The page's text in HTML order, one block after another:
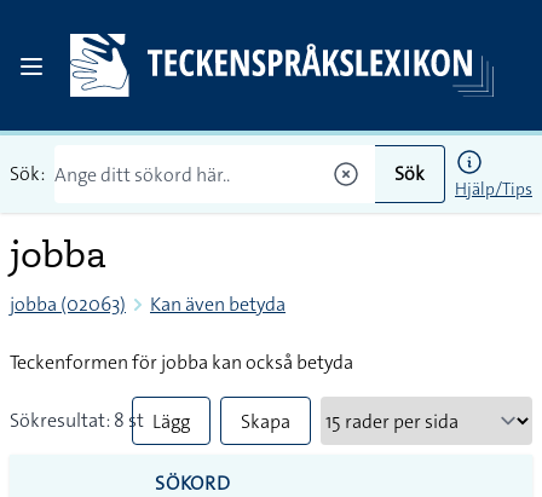
Sök: Sök
Hjälp/Tips
jobba
jobba (02063) Kan även betyda
Teckenformen för jobba kan också betyda
Sökresultat: 8 st Lägg
till
Skapa
SÖKORD